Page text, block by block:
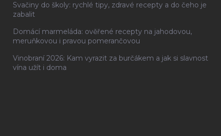
Svačiny do školy: rychlé tipy, zdravé recepty a do čeho je
zabalit
Domácí marmeláda: ověřené recepty na jahodovou,
meruňkovou i pravou pomerančovou
Vinobraní 2026: Kam vyrazit za burčákem a jak si slavnost
vína užít i doma